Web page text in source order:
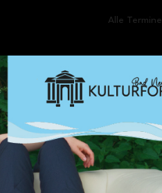
Alle Termine